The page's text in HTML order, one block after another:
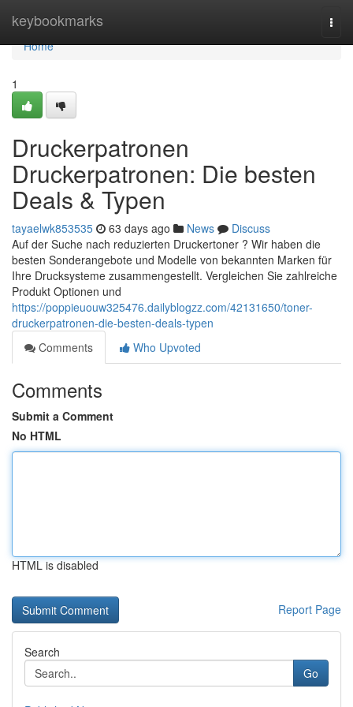
keybookmarks
Home
Home
1
Druckerpatronen
Druckerpatronen: Die besten
Deals & Typen
tayaelwk853535 63 days ago News
Discuss
Auf der Suche nach reduzierten Druckertoner ? Wir haben die
besten Sonderangebote und Modelle von bekannten Marken für
Ihre Drucksysteme zusammengestellt. Vergleichen Sie zahlreiche
Produkt Optionen und
https://poppieuouw325476.dailyblogzz.com/42131650/toner-
druckerpatronen-die-besten-deals-typen
Comments
Who Upvoted
Comments
Submit a Comment
No HTML
HTML is disabled
Report Page
Search
Go